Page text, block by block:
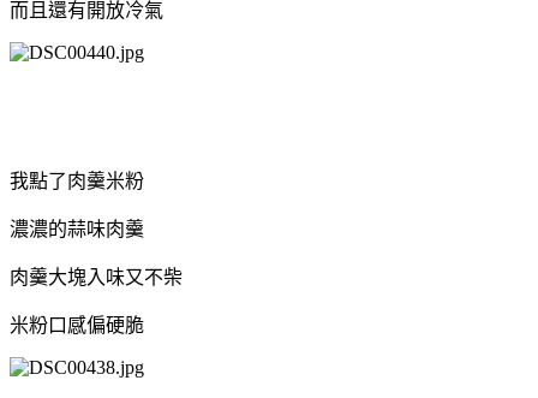
而且還有開放冷氣
我點了肉羹米粉
濃濃的蒜味肉羹
肉羹大塊入味又不柴
米粉口感偏硬脆